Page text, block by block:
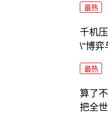
最热
千机
\"博弈
最热
算了
把全